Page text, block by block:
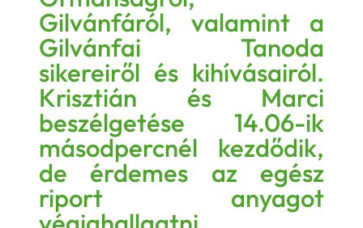
Gilvánfáról, valamint a
Gilvánfai Tanoda
sikereiről és kihívásairól.
Krisztián és Marci
beszélgetése 14.06-ik
másodpercnél kezdődik,
de érdemes az egész
riport anyagot